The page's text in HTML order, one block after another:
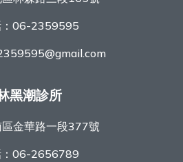
06-2359595
黑潮診所
區金華路一段377號
06-2656789